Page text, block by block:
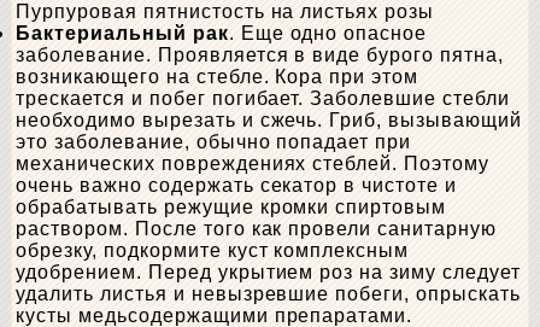
Пурпуровая пятнистость на листьях розы
Бактериальный рак. Еще одно опасное
заболевание. Проявляется в виде бурого пятна,
возникающего на стебле. Кора при этом
трескается и побег погибает. Заболевшие стебли
необходимо вырезать и сжечь. Гриб, вызывающий
это заболевание, обычно попадает при
механических повреждениях стеблей. Поэтому
очень важно содержать секатор в чистоте и
обрабатывать режущие кромки спиртовым
раствором. После того как провели санитарную
обрезку, подкормите куст комплексным
удобрением. Перед укрытием роз на зиму следует
удалить листья и невызревшие побеги, опрыскать
кусты медьсодержащими препаратами.